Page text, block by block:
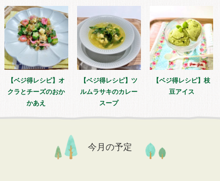
【ベジ得レシピ】オ
クラとチーズのおか
かあえ
【ベジ得レシピ】ツ
ルムラサキのカレー
スープ
【ベジ得レシピ】枝
豆アイス
今月の予定